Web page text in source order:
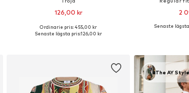
126,00 kr
Tillgängliga storlekar: XS, S, M, L, XL
Ordinarie pris: 455,00 kr
Senaste lägsta pris:126,00 kr
2
Tillgängliga
Senaste
The AY